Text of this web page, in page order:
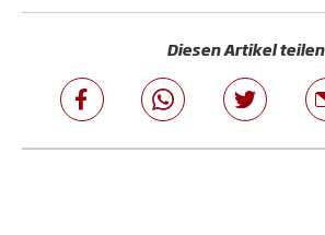
Diesen Artikel teilen